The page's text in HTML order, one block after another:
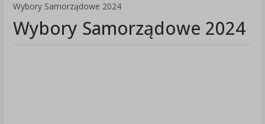
Wybory Samorządowe 2024
Wybory Samorządowe 2024